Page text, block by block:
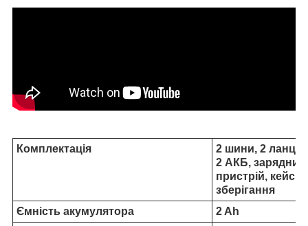
Комплектація
2 шини, 2
2 АКБ, зарядний
пристрій, кейс
зберігання
Ємність акумулятора
2 Ah